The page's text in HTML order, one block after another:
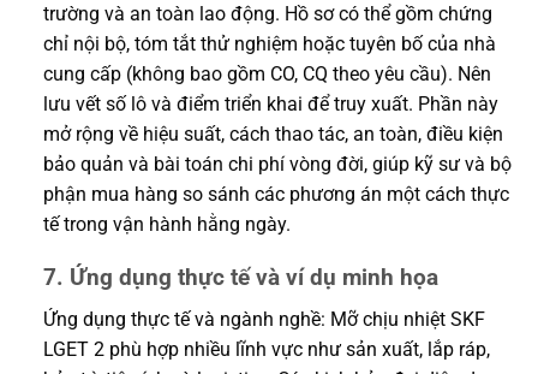
trường và an toàn lao động. Hồ sơ có thể gồm chứng
chỉ nội bộ, tóm tắt thử nghiệm hoặc tuyên bố của nhà
cung cấp (không bao gồm CO, CQ theo yêu cầu). Nên
lưu vết số lô và điểm triển khai để truy xuất. Phần này
mở rộng về hiệu suất, cách thao tác, an toàn, điều kiện
bảo quản và bài toán chi phí vòng đời, giúp kỹ sư và bộ
phận mua hàng so sánh các phương án một cách thực
tế trong vận hành hằng ngày.
7. Ứng dụng thực tế và ví dụ minh họa
Ứng dụng thực tế và ngành nghề: Mỡ chịu nhiệt SKF
LGET 2 phù hợp nhiều lĩnh vực như sản xuất, lắp ráp,